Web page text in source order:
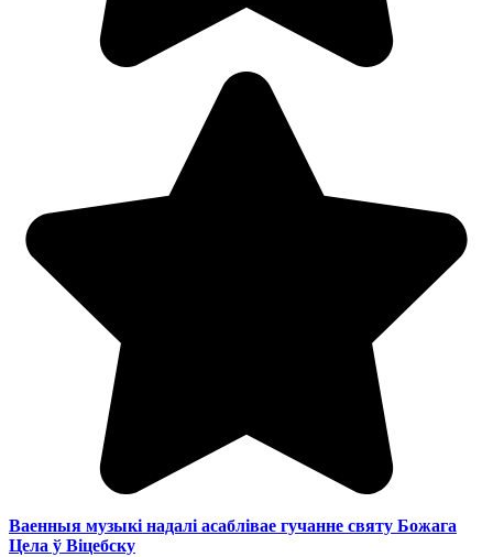
Ваенныя музыкі надалі асаблівае гучанне святу Божага
Цела ў Віцебску